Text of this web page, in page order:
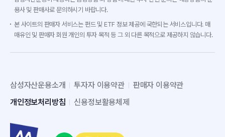
용사 및 판매사로 문의하시기 바랍니다.
본 사이트의 판매자 서비스는 펀드 및 ETF 정보 제공에 국한되는 서비스입니다. 매
매유인 및 판매자 회원 개인의 투자 목적 등 그 외 다른 목적으로 제공하지 않습니다.
삼성자산운용소개 투자자 이용약관
판매자 이용약관
개인정보처리방침
신용정보활용체제